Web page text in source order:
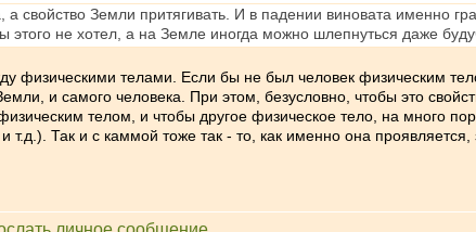
а свойство Земли притягивать. И в падении виновата именно
этого не хотел, а на Земле иногда можно шлепнуться даже
физическими телами. Если бы не был человек физическим
и самого человека. При этом, безусловно, чтобы это
телом, и чтобы другое физическое тело, на много
Так и с каммой тоже так - то, как именно она проявляется,